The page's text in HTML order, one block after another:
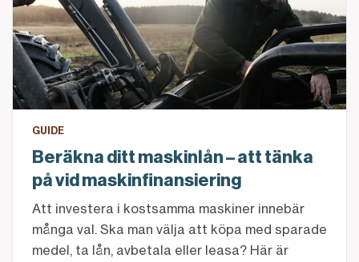
GUIDE
Beräkna ditt maskinlån – att tänka
på vid maskinfinansiering
Att investera i kostsamma maskiner innebär
många val. Ska man välja att köpa med sparade
medel, ta lån, avbetala eller leasa? Här är